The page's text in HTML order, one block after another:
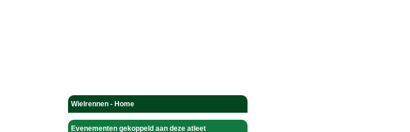
Wielrennen - Home
Evenementen gekoppeld aan deze atleet